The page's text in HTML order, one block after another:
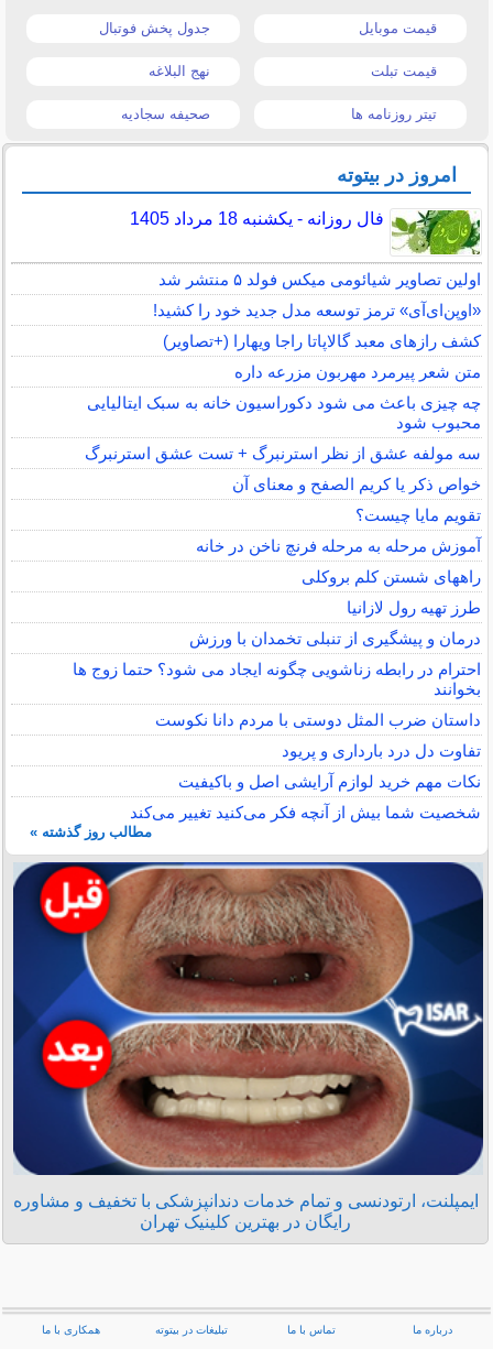
قیمت موبایل جدول پخش فوتبال
قیمت تبلت نهج البلاغه
تیتر روزنامه ها صحیفه سجادیه
امروز در بیتوته
فال روزانه - یکشنبه 18 مرداد 1405
اولین تصاویر شیائومی میکس فولد ۵ منتشر شد
«اوپن‌ای‌آی» ترمز توسعه مدل جدید خود را کشید!
کشف رازهای معبد گالاپاتا راجا ویهارا (+تصاویر)
متن شعر پیرمرد مهربون مزرعه داره
چه چیزی باعث می شود دکوراسیون خانه به سبک ایتالیایی
محبوب شود
سه مولفه عشق از نظر استرنبرگ + تست عشق استرنبرگ
خواص ذکر یا کریم الصفح و معنای آن
تقویم مایا چیست؟
آموزش مرحله به مرحله فرنچ ناخن در خانه
راههای شستن کلم بروکلی
طرز تهیه رول لازانیا
درمان و پیشگیری از تنبلی تخمدان با ورزش
احترام در رابطه زناشویی چگونه ایجاد می شود؟ حتما زوج ها
بخوانند
داستان ضرب المثل دوستی با مردم دانا نكوست
تفاوت دل درد بارداری و پریود
نکات مهم خرید لوازم آرایشی اصل و باکیفیت
شخصیت شما بیش از آنچه فکر می‌کنید تغییر می‌کند
مطالب روز گذشته »
ایمپلنت، ارتودنسی و تمام خدمات دندانپزشکی با تخفیف و مشاوره
رایگان در بهترین کلینیک تهران
درباره ما تماس با ما تبلیغات در بیتوته همکاری با ما